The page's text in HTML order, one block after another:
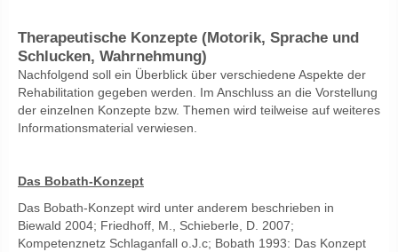
Therapeutische Konzepte (Motorik, Sprache und
Schlucken, Wahrnehmung)
Nachfolgend soll ein Überblick über verschiedene Aspekte der
Rehabilitation gegeben werden. Im Anschluss an die Vorstellung
der einzelnen Konzepte bzw. Themen wird teilweise auf weiteres
Informationsmaterial verwiesen.
Das Bobath-Konzept
Das Bobath-Konzept wird unter anderem beschrieben in
Biewald 2004; Friedhoff, M., Schieberle, D. 2007;
Kompetenznetz Schlaganfall o.J.c; Bobath 1993: Das Konzept